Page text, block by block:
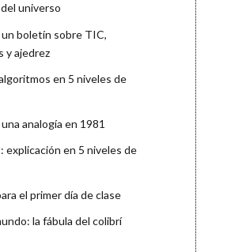
universo
boletín sobre TIC,
y ajedrez
en 5 niveles de
analogía en 1981
explicación en 5 niveles de
el primer día de clase
la fábula del colibrí